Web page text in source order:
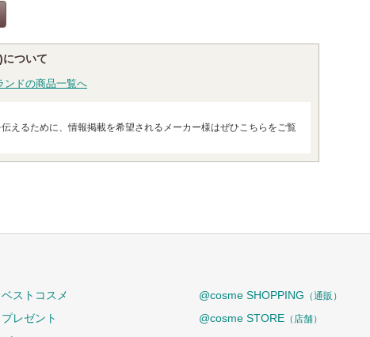
ついて
ンドの商品一覧へ
えるために、情報掲載を希望されるメーカー様はぜひこちらをご覧
ベストコスメ
プレゼント
@cosme SHOPPING （通販）
@cosme STORE （店舗）